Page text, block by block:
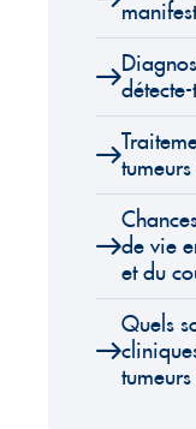
de vie
et du
Quels